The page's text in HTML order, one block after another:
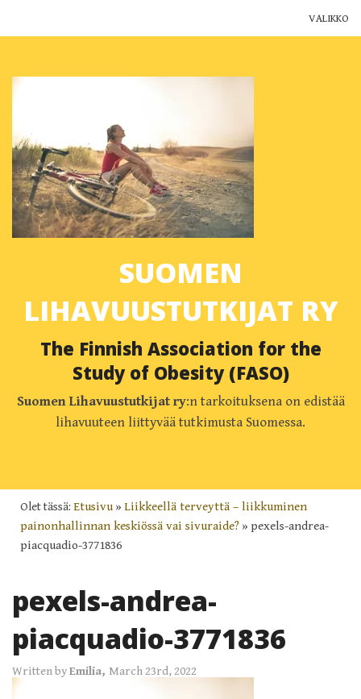
VALIKKO
Ajankohtaista
Yhteystiedot
Muut yhdistykset
Lihavuustutkimus Suomessa
Blogi
SUOMEN
LIHAVUUSTUTKIJAT RY
The Finnish Association for the
Study of Obesity (FASO)
Suomen Lihavuustutkijat ry:n tarkoituksena on edistää
lihavuuteen liittyvää tutkimusta Suomessa.
Olet tässä: Etusivu » Liikkeellä terveyttä – liikkuminen
painonhallinnan keskiössä vai sivuraide? » pexels-andrea-
piacquadio-3771836
pexels-andrea-
piacquadio-3771836
Written byEmilia, March 23rd, 2022